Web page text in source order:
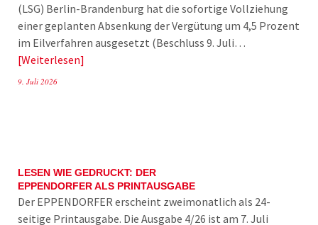
(LSG) Berlin-Brandenburg hat die sofortige Vollziehung
einer geplanten Absenkung der Vergütung um 4,5 Prozent
im Eilverfahren ausgesetzt (Beschluss 9. Juli…
Weiterlesen
9. Juli 2026
LESEN WIE GEDRUCKT: DER
EPPENDORFER ALS PRINTAUSGABE
Der EPPENDORFER erscheint zweimonatlich als 24-
seitige Printausgabe. Die Ausgabe 4/26 ist am 7. Juli